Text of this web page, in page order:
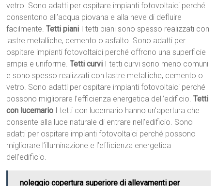
vetro. Sono adatti per ospitare impianti fotovoltaici perché
consentono all’acqua piovana e alla neve di defluire
facilmente.Tetti piani I tetti piani sono spesso realizzati con
lastre metalliche, cemento o asfalto. Sono adatti per
ospitare impianti fotovoltaici perché offrono una superficie
ampia e uniforme.Tetti curvi I tetti curvi sono meno comuni
e sono spesso realizzati con lastre metalliche, cemento o
vetro. Sono adatti per ospitare impianti fotovoltaici perché
possono migliorare l’efficienza energetica dell’edificio.Tetti
con lucernario I tetti con lucernario hanno un’apertura che
consente alla luce naturale di entrare nell’edificio. Sono
adatti per ospitare impianti fotovoltaici perché possono
migliorare l’illuminazione e l’efficienza energetica
dell’edificio.
noleggio copertura superiore di allevamenti per